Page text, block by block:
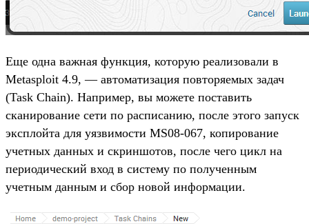
Еще одна важная функция, которую реализовали в
Metasploit 4.9, — автоматизация повторяемых задач
(Task Chain). Например, вы можете поставить
сканирование сети по расписанию, после этого запуск
эксплойта для уязвимости MS08-067, копирование
учетных данных и скриншотов, после чего цикл на
периодический вход в систему по полученным
учетным данным и сбор новой информации.